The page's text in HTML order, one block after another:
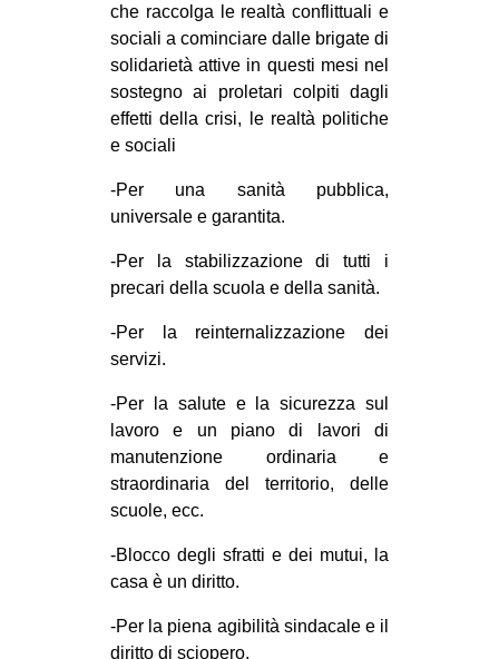
MANIFESTI
RECENSIONI
INTERNAZIONALE
AMERICHE
ESTREMO ORIENTE
EUROPA
MEDIO ORIENTE
EVENTI
in
tw
che raccolga le realtà conflittuali e
sociali a cominciare dalle brigate di
solidarietà attive in questi mesi nel
sostegno ai proletari colpiti dagli
effetti della crisi, le realtà politiche
e sociali
-Per una sanità pubblica,
universale e garantita.
-Per la stabilizzazione di tutti i
precari della scuola e della sanità.
-Per la reinternalizzazione dei
servizi.
-Per la salute e la sicurezza sul
lavoro e un piano di lavori di
manutenzione ordinaria e
straordinaria del territorio, delle
scuole, ecc.
-Blocco degli sfratti e dei mutui, la
casa è un diritto.
-Per la piena agibilità sindacale e il
diritto di sciopero.